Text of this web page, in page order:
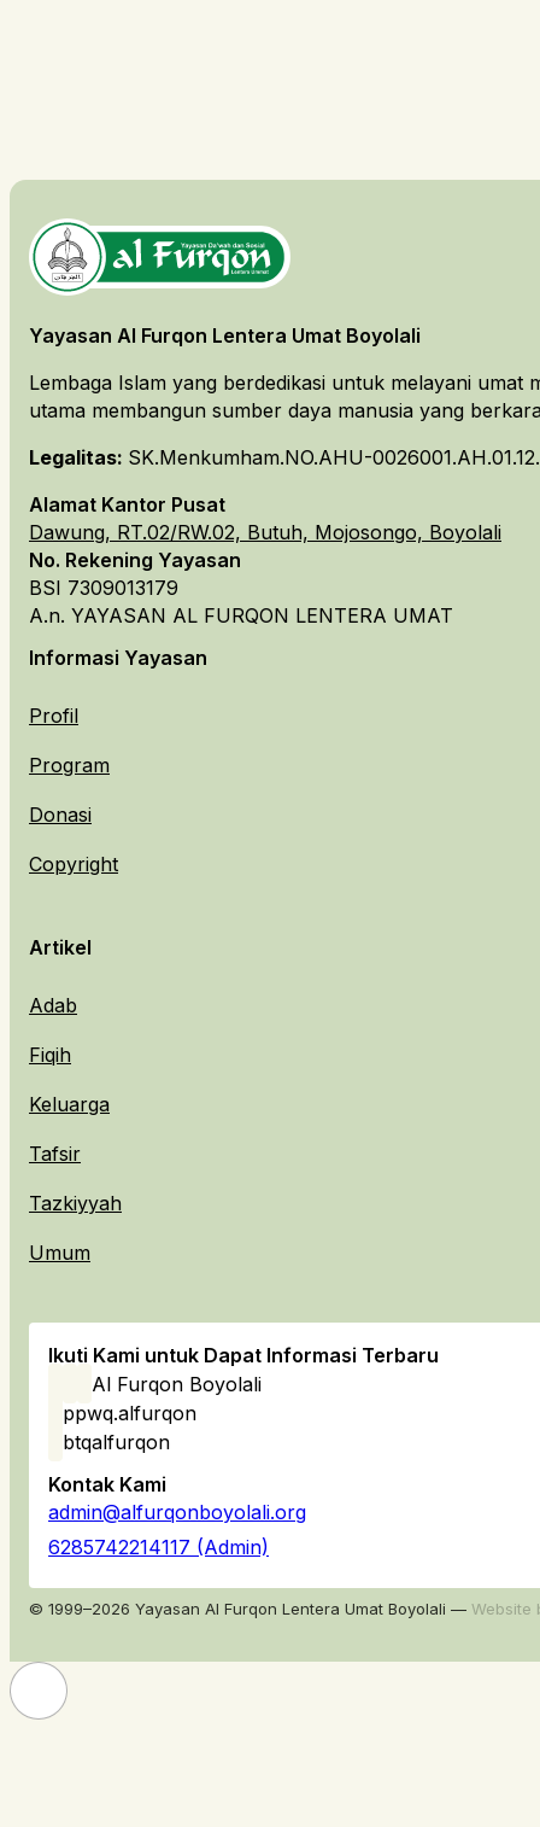
Yayasan Al Furqon Lentera Umat Boyolali
Lembaga Islam yang berdedikasi untuk melayani
utama membangun sumber daya manusia yang
Legalitas: SK.Menkumham.NO.AHU-
Alamat Kantor Pusat
Dawung, RT.02/RW.02, Butuh, Mojosongo, Boyolali
No. Rekening Yayasan
BSI 7309013179
A.n. YAYASAN AL FURQON LENTERA UMAT
Informasi Yayasan
Profil
Program
Donasi
Copyright
Artikel
Adab
Fiqih
Keluarga
Tafsir
Tazkiyyah
Umum
Ikuti Kami untuk Dapat Informasi Terbaru
Al Furqon Boyolali
ppwq.alfurqon
btqalfurqon
Kontak Kami
admin@alfurqonboyolali.org
6285742214117 (Admin)
© 1999–2026 Yayasan Al Furqon Lentera Umat Boyolali — Website